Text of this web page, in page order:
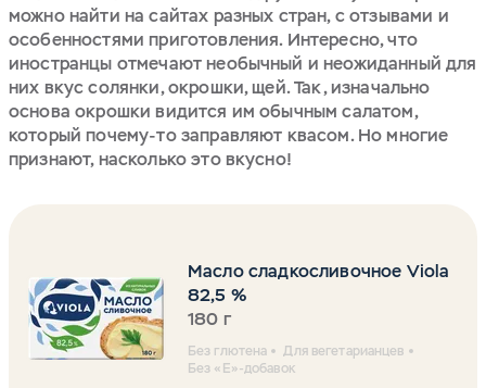
можно найти на сайтах разных стран, с отзывами и
особенностями приготовления. Интересно, что
иностранцы отмечают необычный и неожиданный для
них вкус солянки, окрошки, щей. Так, изначально
основа окрошки видится им обычным салатом,
который почему-то заправляют квасом. Но многие
признают, насколько это вкусно!
Масло сладкосливочное Viola
82,5 %
180 г
Без глютена
Для вегетарианцев
Без «Е»-добавок